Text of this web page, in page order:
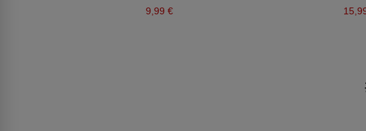
9,99 €